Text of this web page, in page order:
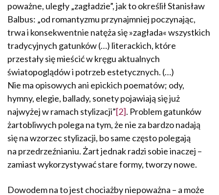
poważne, uległy „zagładzie”, jak to określił Stanisław
Balbus: „od romantyzmu przynajmniej poczynając,
trwa i konsekwentnie natęża się »zagłada« wszystkich
tradycyjnych gatunków (…) literackich, które
przestały się mieścić w kręgu aktualnych
światopoglądów i potrzeb estetycznych. (…)
Nie ma opisowych ani epi­ckich poematów; ody,
hymny, elegie, ballady, sonety pojawiają się już
najwyżej w ramach stylizacji”[2]. Problem ga­tunków
żartobliwych polega na tym, że nie za bardzo nadają
się na wzorzec stylizacji, bo same często polegają
na przedrzeźnianiu. Żart jednak radzi sobie inaczej –
zamiast wykorzystywać stare formy, tworzy nowe.
Dowodem na to jest chociażby niepoważna – a może